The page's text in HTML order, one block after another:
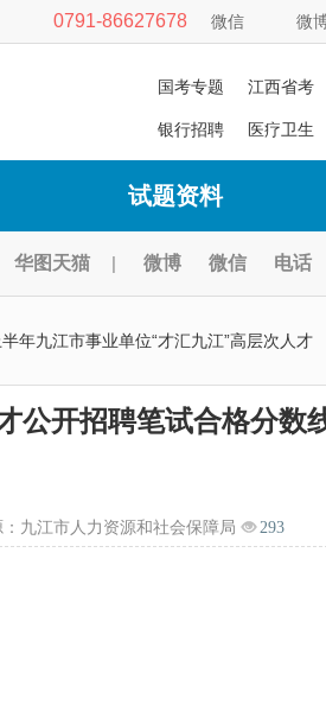
微信 微
0791-86627678
国考专题 江西省考
银行招聘 医疗卫生
试题资料
华图天猫 | 微博 微信 电话
年九江市事业单位“才汇九江”高层次人才
公开招聘笔试合格分数
九江市人力资源和社会保障局 293